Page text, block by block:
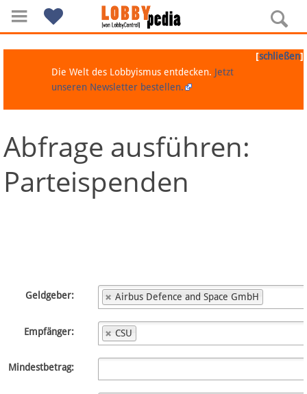
Navigation
Über Lobbypedia
Fördermitglied werden
[schließen]
Die Welt des Lobbyismus entdecken. Jetzt
unseren Newsletter bestellen.
Abfrage ausführen:
Parteispenden
Geldgeber: Airbus Defence and Space GmbH
Empfänger: CSU
Mindestbetrag: